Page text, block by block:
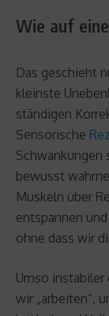
Wie auf
Das geschieht
kleinste
ständigen
Sensorische
Schwankungen
bewusst
Muskeln über
entspannen
ohne dass wir
Umso
wir „arbeiten“,